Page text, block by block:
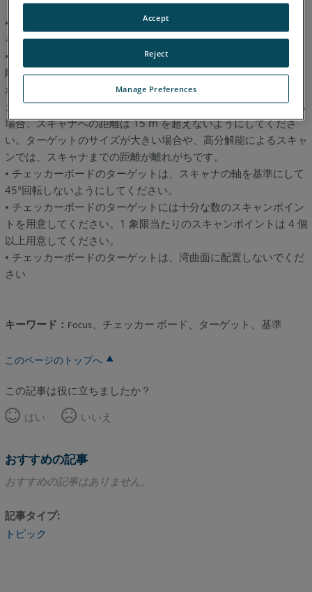
• レーザー光線とチェッカーボードターゲット間の投射角は 45°
を下回らないようにしてください。
• 選択したスキャンの分解能によっては、スキャナから一定の距
離だけ離れた位置では、SCENE によるスキャン内のチェッカー
ボードの基準検出の信頼性が低下します。例えば、A4 のチェッ
カーボードの参照を使用し、1/4 の分解能でスキャンを実行する
場合、スキャナへの距離は 15 m を超えないようにしてくださ
い。ターゲットのサイズが大きい場合や、高分解能によるスキャ
ンでは、スキャナまでの距離が離れがちです。
• チェッカーボードのターゲットは、スキャナの軸を基準にして
45°回転しないようにしてください。
• チェッカーボードのターゲットには十分な数のスキャンポイン
トを用意してください。1 象限当たりのスキャンポイントは 4 個
以上用意してください。
• チェッカーボードのターゲットは、湾曲面に配置しないでくだ
さい
キーワード： Focus、チェッカー ボード、ターゲット、基準
このページのトップへ
この記事は役に立ちましたか？
はい
いいえ
おすすめの記事
おすすめの記事はありません。
記事タイプ
トピック
Manage Preferences
Reject
Accept